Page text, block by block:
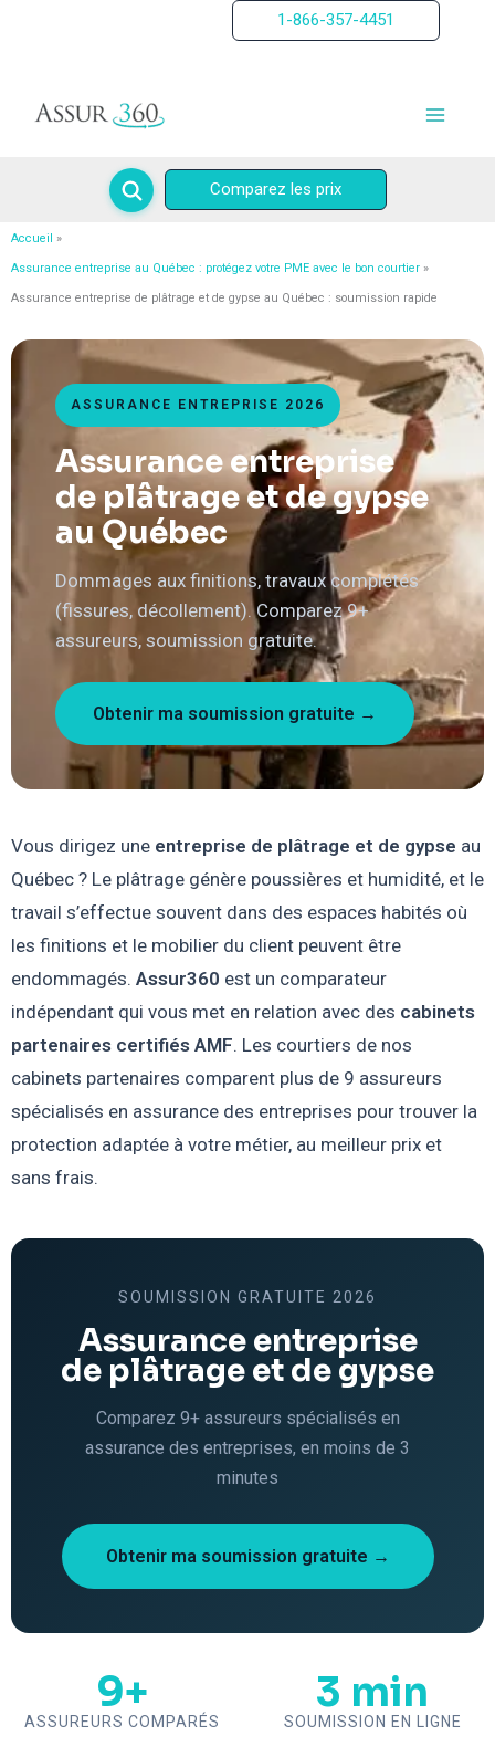
1-866-357-4451
Comparez les prix
Accueil
Assurance entreprise au Québec : protégez votre PME avec le bon courtier
Assurance entreprise de plâtrage et de gypse au Québec : soumission rapide
ASSURANCE ENTREPRISE 2026
Assurance entreprise
de plâtrage et de gypse
au Québec
Dommages aux finitions, travaux complétés
(fissures, décollement). Comparez 9+
assureurs, soumission gratuite.
Obtenir ma soumission gratuite →
Vous dirigez une entreprise de plâtrage et de gypse au
Québec ? Le plâtrage génère poussières et humidité, et le
travail s’effectue souvent dans des espaces habités où
les finitions et le mobilier du client peuvent être
endommagés. Assur360 est un comparateur
indépendant qui vous met en relation avec des cabinets
partenaires certifiés AMF. Les courtiers de nos
cabinets partenaires comparent plus de 9 assureurs
spécialisés en assurance des entreprises pour trouver la
protection adaptée à votre métier, au meilleur prix et
sans frais.
SOUMISSION GRATUITE 2026
Assurance entreprise
de plâtrage et de gypse
Comparez 9+ assureurs spécialisés en
assurance des entreprises, en moins de 3
minutes
Obtenir ma soumission gratuite →
9+
ASSUREURS COMPARÉS
3 min
SOUMISSION EN LIGNE